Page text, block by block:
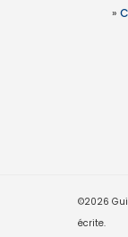
»
©2026
écrite.